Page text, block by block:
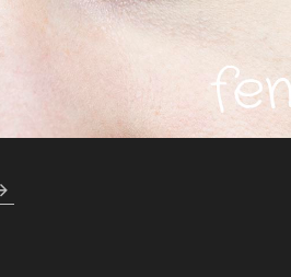
– Blue Monday Lips.